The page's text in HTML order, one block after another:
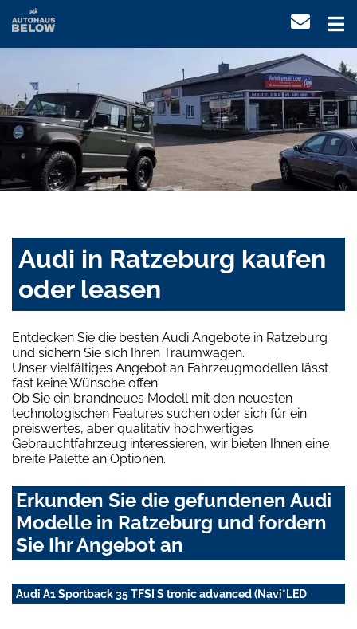
Audi in Ratzeburg kaufen
oder leasen
Entdecken Sie die besten Audi Angebote in Ratzeburg
und sichern Sie sich Ihren Traumwagen.
Unser vielfältiges Angebot an Fahrzeugmodellen lässt
fast keine Wünsche offen.
Ob Sie ein brandneues Modell mit den neuesten
technologischen Features suchen oder sich für ein
preiswertes, aber qualitativ hochwertiges
Gebrauchtfahrzeug interessieren, wir bieten Ihnen eine
breite Palette an Optionen.
Erkunden Sie die gefundenen Audi
Modelle in Ratzeburg und fordern
Sie Ihr Angebot an
Audi A1 Sportback 35 TFSI S tronic advanced (Navi*LED